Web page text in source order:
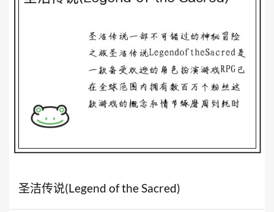
圣洁传说(Legend of the Sacred)